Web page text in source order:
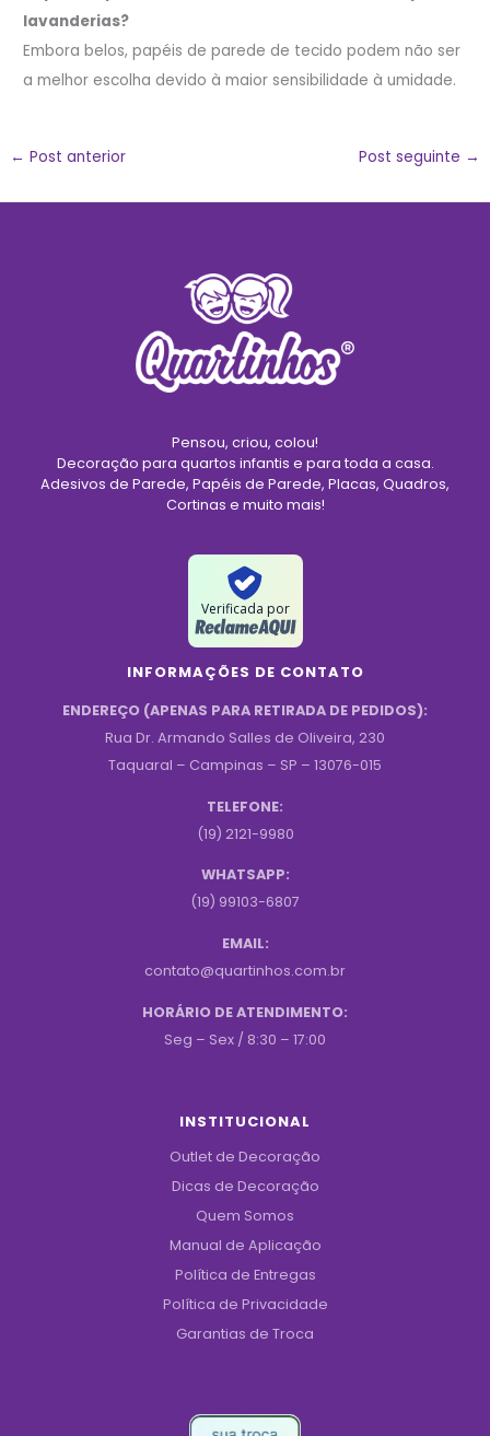
lavanderias?
Embora belos, papéis de parede de tecido podem não ser
a melhor escolha devido à maior sensibilidade à umidade.
← Post anterior Post seguinte →
Pensou, criou, colou!
Decoração para quartos infantis e para toda a casa.
Adesivos de Parede, Papéis de Parede, Placas, Quadros,
Cortinas e muito mais!
Verificada por
INFORMAÇÕES DE CONTATO
ENDEREÇO (APENAS PARA RETIRADA DE PEDIDOS):
Rua Dr. Armando Salles de Oliveira, 230
Taquaral – Campinas – SP – 13076-015
TELEFONE:
(19) 2121-9980
WHATSAPP:
(19) 99103-6807
EMAIL:
contato@quartinhos.com.br
HORÁRIO DE ATENDIMENTO:
Seg – Sex / 8:30 – 17:00
INSTITUCIONAL
Outlet de Decoração
Dicas de Decoração
Quem Somos
Manual de Aplicação
Política de Entregas
Política de Privacidade
Garantias de Troca